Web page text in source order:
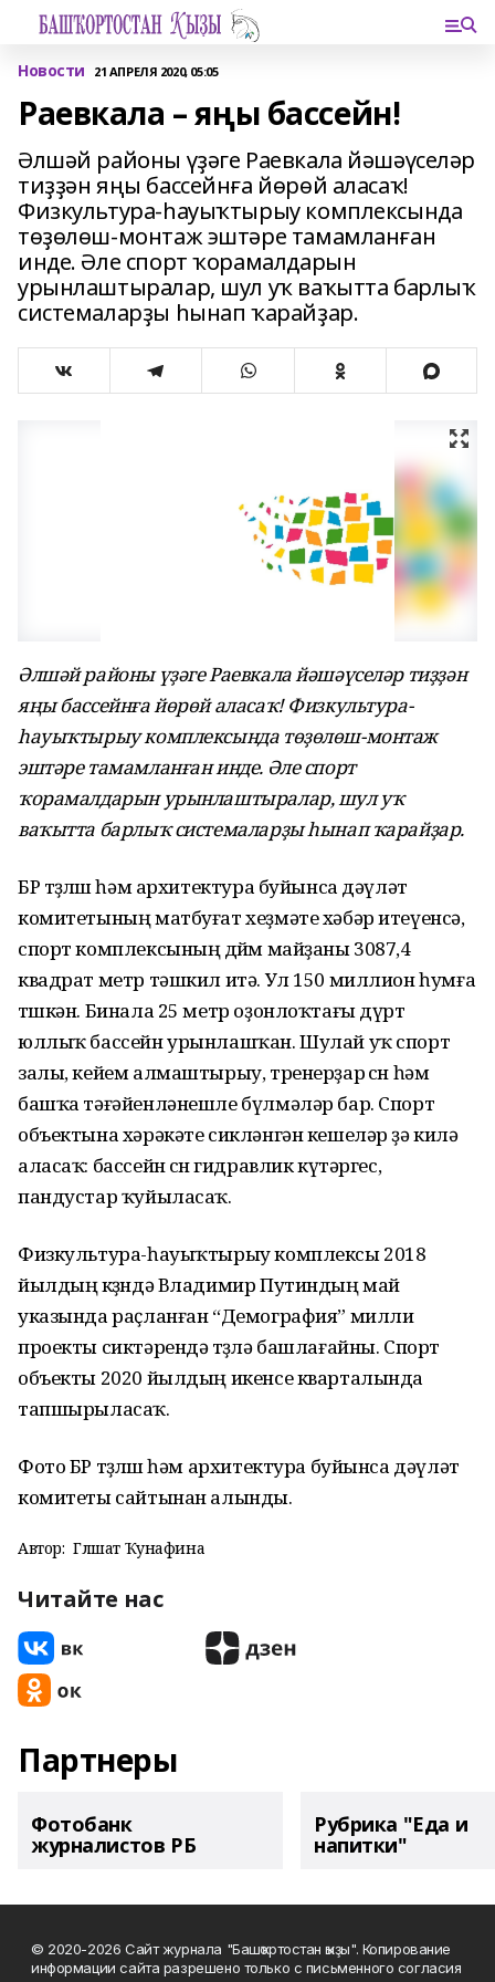
Новости 21 АПРЕЛЯ 2020, 05:05
Раевкала – яңы бассейн!
Әлшәй районы үҙәге Раевкала йәшәүселәр
тиҙҙән яңы бассейнға йөрөй аласаҡ!
Физкультура-һауыҡтырыу комплексында
төҙөлөш-монтаж эштәре тамамланған
инде. Әле спорт ҡорамалдарын
урынлаштыралар, шул уҡ ваҡытта барлыҡ
системаларҙы һынап ҡарайҙар.
Әлшәй районы үҙәге Раевкала йәшәүселәр тиҙҙән
яңы бассейнға йөрөй аласаҡ! Физкультура-
һауыҡтырыу комплексында төҙөлөш-монтаж
эштәре тамамланған инде. Әле спорт
ҡорамалдарын урынлаштыралар, шул уҡ
ваҡытта барлыҡ системаларҙы һынап ҡарайҙар.
БР төҙөлөш һәм архитектура буйынса дәүләт
комитетының матбуғат хеҙмәте хәбәр итеүенсә,
спорт комплексының дөйөм майҙаны 3087,4
квадрат метр тәшкил итә. Ул 150 миллион һумға
төшкән. Бинала 25 метр оҙонлоҡтағы дүрт
юллыҡ бассейн урынлашҡан. Шулай уҡ спорт
залы, кейем алмаштырыу, тренерҙар өсөн һәм
башҡа тәғәйенләнешле бүлмәләр бар. Спорт
объектына хәрәкәте сикләнгән кешеләр ҙә килә
аласаҡ: бассейн өсөн гидравлик күтәргес,
пандустар ҡуйыласаҡ.
Физкультура-һауыҡтырыу комплексы 2018
йылдың көҙөндә Владимир Путиндың май
указында раҫланған “Демография” милли
проекты сиктәрендә төҙөлә башлағайны. Спорт
объекты 2020 йылдың икенсе кварталында
тапшырыласаҡ.
Фото БР төҙөлөш һәм архитектура буйынса дәүләт
комитеты сайтынан алынды.
Автор: Гөлшат Ҡунафина
Читайте нас
Партнеры
Фотобанк
журналистов РБ
Рубрика "Еда и
напитки"
© 2020-2026 Сайт журнала "Башҡортостан ҡыҙы". Копирование
информации сайта разрешено только с письменного согласия